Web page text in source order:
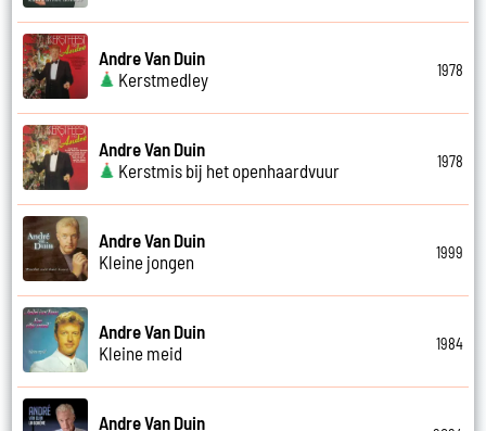
Andre Van Duin
Kerstmedley
1978
Andre Van Duin
Kerstmis bij het openhaardvuur
1978
Andre Van Duin
Kleine jongen
1999
Andre Van Duin
Kleine meid
1984
Andre Van Duin